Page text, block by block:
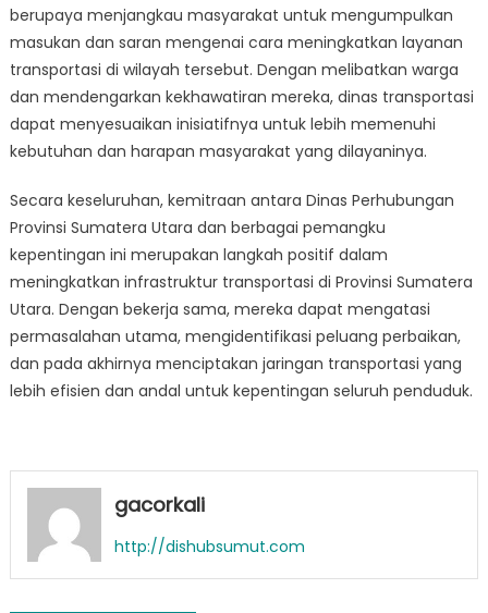
berupaya menjangkau masyarakat untuk mengumpulkan
masukan dan saran mengenai cara meningkatkan layanan
transportasi di wilayah tersebut. Dengan melibatkan warga
dan mendengarkan kekhawatiran mereka, dinas transportasi
dapat menyesuaikan inisiatifnya untuk lebih memenuhi
kebutuhan dan harapan masyarakat yang dilayaninya.
Secara keseluruhan, kemitraan antara Dinas Perhubungan
Provinsi Sumatera Utara dan berbagai pemangku
kepentingan ini merupakan langkah positif dalam
meningkatkan infrastruktur transportasi di Provinsi Sumatera
Utara. Dengan bekerja sama, mereka dapat mengatasi
permasalahan utama, mengidentifikasi peluang perbaikan,
dan pada akhirnya menciptakan jaringan transportasi yang
lebih efisien dan andal untuk kepentingan seluruh penduduk.
gacorkali
http://dishubsumut.com